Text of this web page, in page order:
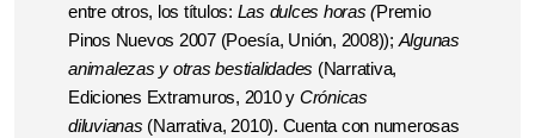
entre otros, los títulos: Las dulces horas (Premio
Pinos Nuevos 2007 (Poesía, Unión, 2008)); Algunas
animalezas y otras bestialidades (Narrativa,
Ediciones Extramuros, 2010 y Crónicas
diluvianas (Narrativa, 2010). Cuenta con numerosas